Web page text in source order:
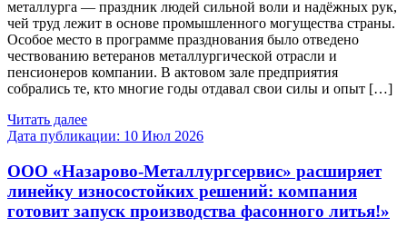
металлурга — праздник людей сильной воли и надёжных рук,
чей труд лежит в основе промышленного могущества страны.
Особое место в программе празднования было отведено
чествованию ветеранов металлургической отрасли и
пенсионеров компании. В актовом зале предприятия
собрались те, кто многие годы отдавал свои силы и опыт […]
Читать далее
Дата публикации: 10 Июл 2026
ООО «Назарово-Металлургсервис» расширяет
линейку износостойких решений: компания
готовит запуск производства фасонного литья!»